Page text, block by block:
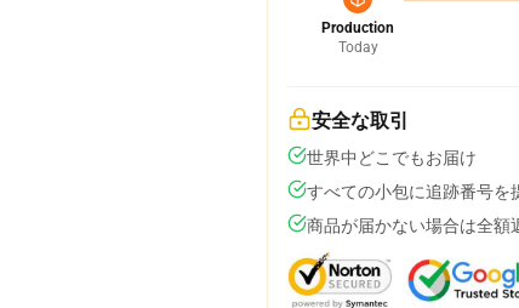
Production
Today
安全な取引
世界中どこでもお届け
すべての小包に追跡番号を
商品が届かない場合は全額